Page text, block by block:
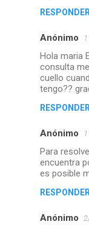
Anónimo
Hola maria
consulta
cuello
tengo??
Anónimo
Para
encuentra
es posible
Anónimo